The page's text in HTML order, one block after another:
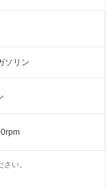
ソリン
い。